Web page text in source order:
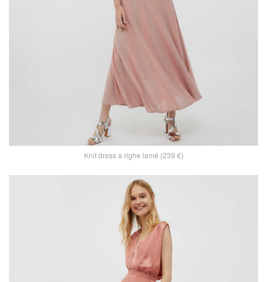
Knit dress a righe lamé (239 €)